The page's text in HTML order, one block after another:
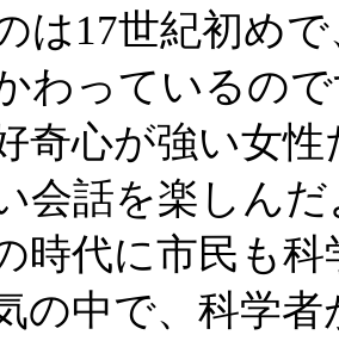
は17世紀初め
わっているの
奇心が強い女
会話を楽しん
時代に市民も
の中で、科学